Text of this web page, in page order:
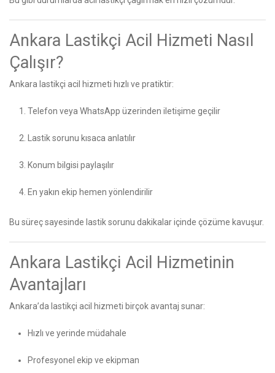
Ankara Lastikçi Acil Hizmeti Nasıl
Çalışır?
Ankara lastikçi acil hizmeti hızlı ve pratiktir:
Telefon veya WhatsApp üzerinden iletişime geçilir
Lastik sorunu kısaca anlatılır
Konum bilgisi paylaşılır
En yakın ekip hemen yönlendirilir
Bu süreç sayesinde lastik sorunu dakikalar içinde çözüme kavuşur.
Ankara Lastikçi Acil Hizmetinin
Avantajları
Ankara’da lastikçi acil hizmeti birçok avantaj sunar:
Hızlı ve yerinde müdahale
Profesyonel ekip ve ekipman